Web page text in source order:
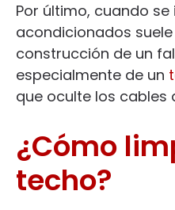
Por último, cuando
acondicionados
construcción de un
especialmente de un
que oculte los cables
¿Cómo
techo?